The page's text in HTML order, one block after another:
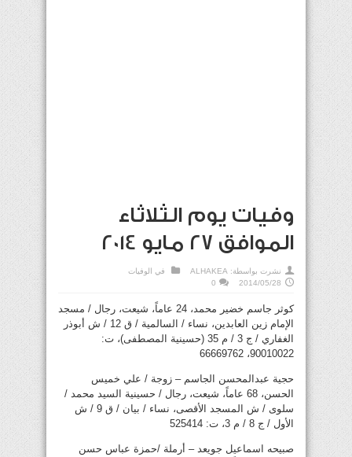
وفيات يوم الثلاثاء
الموافق 27 مايو 2014
نشرت بواسطة: ALHAKEA في الوفيات
2014/05/28
0
كوثر جاسم خضير محمد، 24 عاماً، شيعت، رجال / مسجد
الإمام زين العابدين، نساء / السالمية / ق 12 / ش أبوذر
الغفاري / ج 3 / م 35 (حسينية المصطفى)، ت:
90010022، 66669762
حجية عبدالمحسن الجاسم – زوجة / علي خميس
الحسن، 68 عاماً، شيعت، رجال / حسينية السيد محمد /
سلوى / ش المسجد الأقصى، نساء / بيان / ق 9 / ش
الأول / ج 8 / م 3، ت: 525414
صبيحه اسماعيل جويعد – أرملة /حمزة عباس حسن